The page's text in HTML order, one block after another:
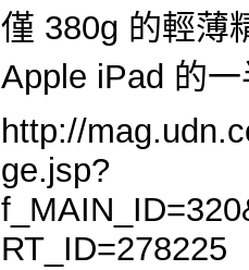
僅 380g 的輕薄
Apple iPad 的
http://
ge.jsp?
RT_ID=278225